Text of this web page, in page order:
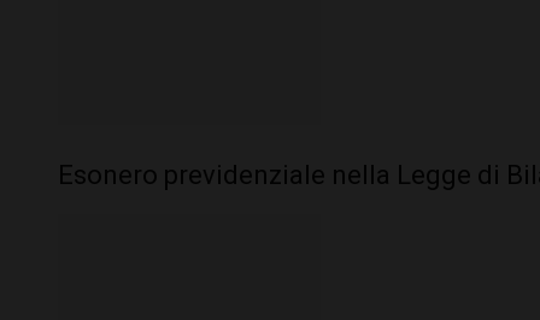
Esonero previdenziale nella Legge di